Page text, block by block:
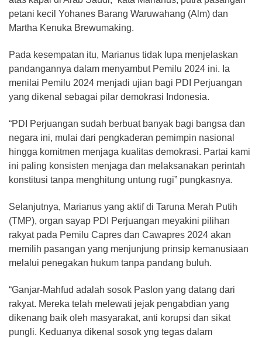
petani kecil Yohanes Barang Waruwahang (Alm) dan
Martha Kenuka Brewumaking.
Pada kesempatan itu, Marianus tidak lupa menjelaskan
pandangannya dalam menyambut Pemilu 2024 ini. Ia
menilai Pemilu 2024 menjadi ujian bagi PDI Perjuangan
yang dikenal sebagai pilar demokrasi Indonesia.
“PDI Perjuangan sudah berbuat banyak bagi bangsa dan
negara ini, mulai dari pengkaderan pemimpin nasional
hingga komitmen menjaga kualitas demokrasi. Partai kami
ini paling konsisten menjaga dan melaksanakan perintah
konstitusi tanpa menghitung untung rugi” pungkasnya.
Selanjutnya, Marianus yang aktif di Taruna Merah Putih
(TMP), organ sayap PDI Perjuangan meyakini pilihan
rakyat pada Pemilu Capres dan Cawapres 2024 akan
memilih pasangan yang menjunjung prinsip kemanusiaan
melalui penegakan hukum tanpa pandang buluh.
“Ganjar-Mahfud adalah sosok Paslon yang datang dari
rakyat. Mereka telah melewati jejak pengabdian yang
dikenang baik oleh masyarakat, anti korupsi dan sikat
pungli. Keduanya dikenal sosok yng tegas dalam